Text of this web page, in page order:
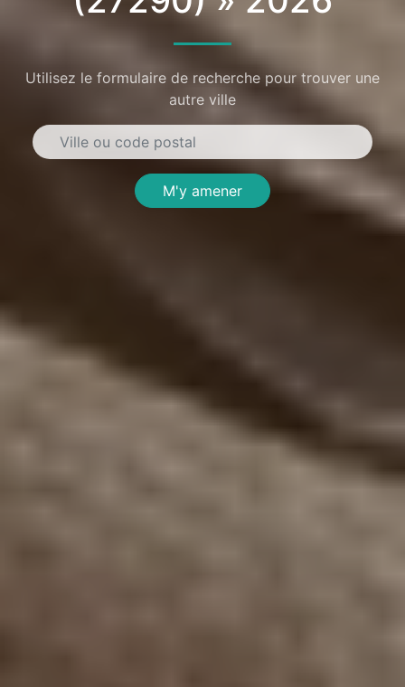
Utilisez le formulaire de recherche pour trouver une
autre ville
M'y amener